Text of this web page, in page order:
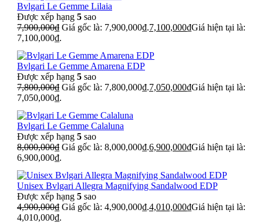
Bvlgari Le Gemme Lilaia
Được xếp hạng 5 sao
7,900,000₫ Giá gốc là: 7,900,000₫.7,100,000₫Giá hiện tại là:
7,100,000₫.
Bvlgari Le Gemme Amarena EDP
Được xếp hạng 5 sao
7,800,000₫ Giá gốc là: 7,800,000₫.7,050,000₫Giá hiện tại là:
7,050,000₫.
Bvlgari Le Gemme Calaluna
Được xếp hạng 5 sao
8,000,000₫ Giá gốc là: 8,000,000₫.6,900,000₫Giá hiện tại là:
6,900,000₫.
Unisex Bvlgari Allegra Magnifying Sandalwood EDP
Được xếp hạng 5 sao
4,900,000₫ Giá gốc là: 4,900,000₫.4,010,000₫Giá hiện tại là:
4,010,000₫.